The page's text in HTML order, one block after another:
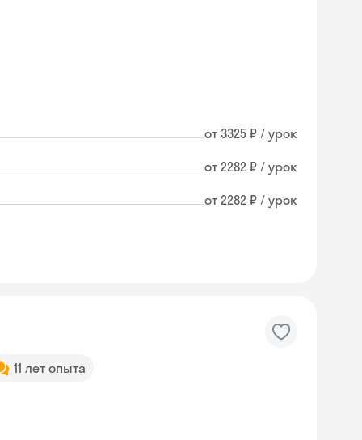
от 3325 ₽ / урок
от 2282 ₽ / урок
от 2282 ₽ / урок
11 лет опыта